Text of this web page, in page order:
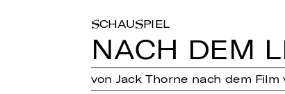
SCHAUSPIEL
NACH DEM
von Jack Thorne nach dem